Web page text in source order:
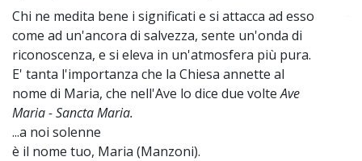
Chi ne medita bene i significati e si attacca ad esso
come ad un'ancora di salvezza, sente un'onda di
riconoscenza, e si eleva in un'atmosfera più pura.
E' tanta l'importanza che la Chiesa annette al
nome di Maria, che nell'Ave lo dice due volteAve
Maria - Sancta Maria.
...a noi solenne
è il nome tuo, Maria (Manzoni).